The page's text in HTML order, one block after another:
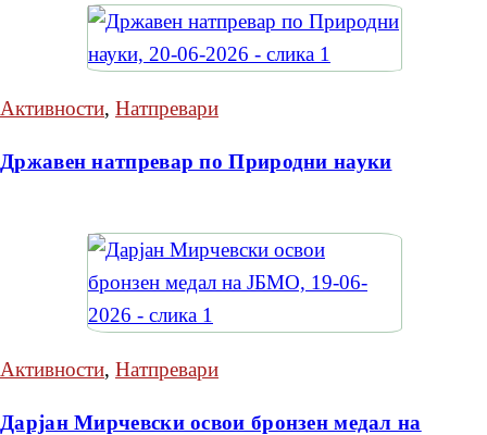
Активности, Натпревари
Државен натпревар по Природни науки
Активности, Натпревари
Дарјан Мирчевски освои бронзен медал на